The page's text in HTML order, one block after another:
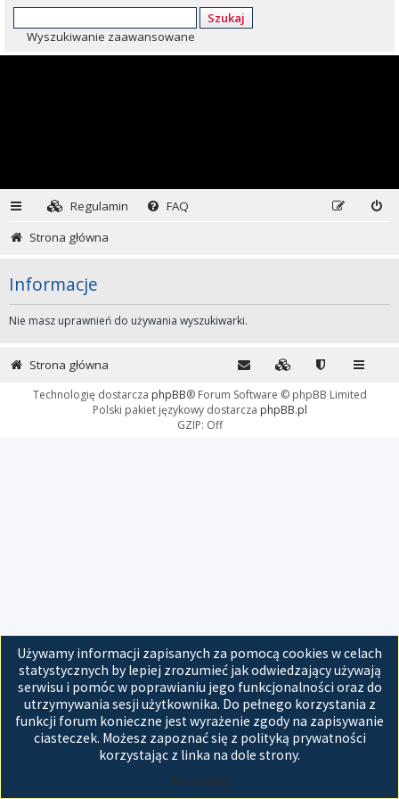
Szukaj
Wyszukiwanie zaawansowane
Regulamin
FAQ
Strona główna
Informacje
Nie masz uprawnień do używania wyszukiwarki.
Używamy informacji zapisanych za pomocą cookies w celach
statystycznych by lepiej zrozumieć jak odwiedzający używają
serwisu i pomóc w poprawianiu jego funkcjonalności oraz do
utrzymywania sesji użytkownika. Do pełnego korzystania z
funkcji forum konieczne jest wyrażenie zgody na zapisywanie
ciasteczek. Możesz zapoznać się z polityką prywatności
korzystając z linka na dole strony.
Akceptuję
Strona główna
Technologię dostarcza phpBB® Forum Software © phpBB Limited
Polski pakiet językowy dostarcza phpBB.pl
GZIP: Off